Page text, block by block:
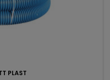
PLAST